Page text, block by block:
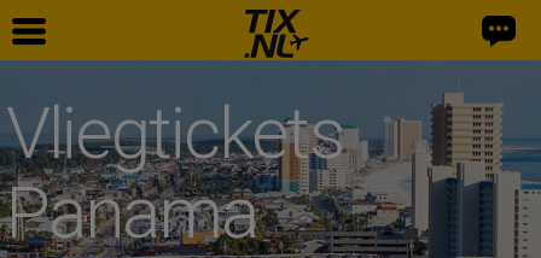
Vliegtickets
Panama